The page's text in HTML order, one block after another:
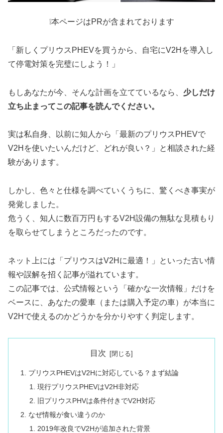
❕本ページはPRが含まれております
「新しくプリウスPHEVを買うから、自宅にV2Hを導入し
て停電対策を完璧にしよう！」
もしあなたが今、そんな計画を立てているなら、 少しだけ
立ち止まってこの記事を読んでください。
実は私自身、以前に知人から「最新のプリウスPHEVで
V2Hを使いたいんだけど、どれが良い？」と相談された経
験があります。
しかし、色々と仕様を調べていくうちに、驚くべき事実が
発覚しました。
危うく、知人に数百万円もするV2H設備の無駄な見積もり
を取らせてしまうところだったのです。
ネット上には「プリウスはV2Hに最適！」といった古い情
報や誤解を招く記事が溢れています。
この記事では、公式情報という「確かな一次情報」だけを
ベースに、あなたの愛車（または購入予定の車）が本当に
V2Hで使えるのかどうかを分かりやすく判定します。
目次
プリウスPHEVはV2Hに対応している？まず結論
現行プリウスPHEVはV2H非対応
旧プリウスPHVは条件付きでV2H対応
なぜ情報が食い違うのか
2019年改良でV2Hが追加された背景